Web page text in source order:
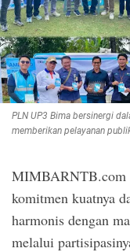
PLN UP3 Bima bersinergi
memberikan pelayanan
MIMBARNTB.com
komitmen kuatnya
harmonis dengan
melalui